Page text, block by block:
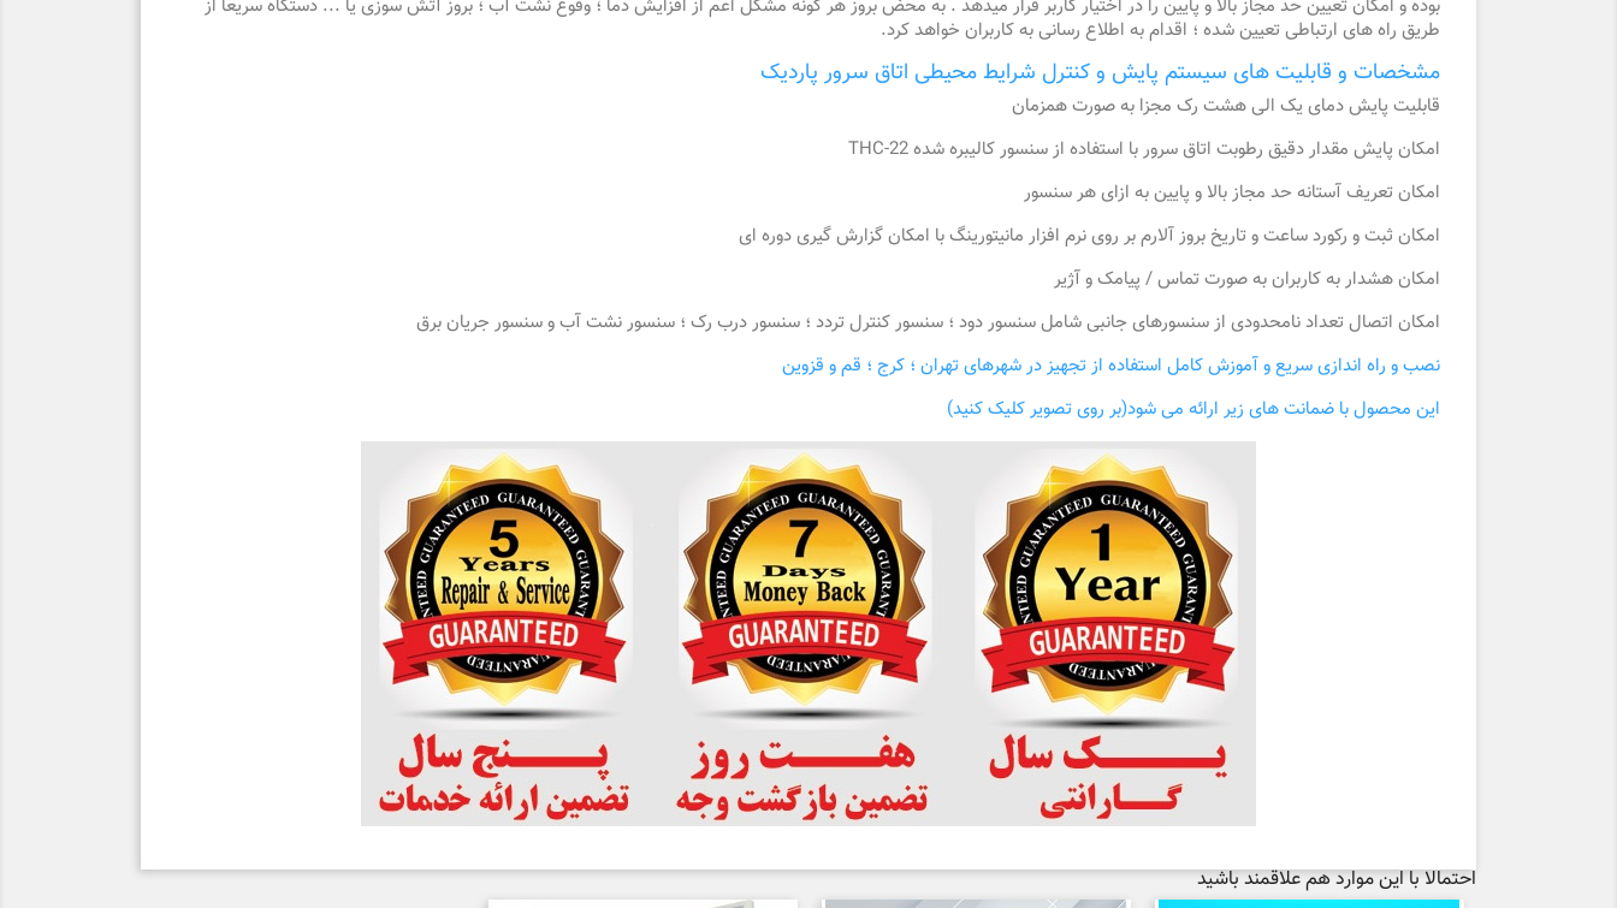
بوده و امکان تعیین حد مجاز بالا و پایین را در اختیار کاربر قرار میدهد . به محض بروز هر گونه مشکل اعم از افزایش دما ؛ وقوع نشت آب ؛ بروز آتش سوزی یا ... دستگاه سریعا از
طریق راه های ارتباطی تعیین شده ؛ اقدام به اطلاع رسانی به کاربران خواهد کرد.
مشخصات و قابلیت های سیستم پایش و کنترل شرایط محیطی اتاق سرور پاردیک
قابلیت پایش دمای یک الی هشت رک مجزا به صورت همزمان
امکان پایش مقدار دقیق رطوبت اتاق سرور با استفاده از سنسور کالیبره شده THC-22
امکان تعریف آستانه حد مجاز بالا و پایین به ازای هر سنسور
امکان ثبت و رکورد ساعت و تاریخ بروز آلارم بر روی نرم افزار مانیتورینگ با امکان گزارش گیری دوره ای
امکان هشدار به کاربران به صورت تماس / پیامک و آژیر
امکان اتصال تعداد نامحدودی از سنسورهای جانبی شامل سنسور دود ؛ سنسور کنترل تردد ؛ سنسور درب رک ؛ سنسور نشت آب و سنسور جریان برق
نصب و راه اندازی سریع و آموزش کامل استفاده از تجهیز در شهرهای تهران ؛ کرج ؛ قم و قزوین
این محصول با ضمانت های زیر ارائه می شود(بر روی تصویر کلیک کنید)
احتمالا با این موارد هم علاقمند باشید